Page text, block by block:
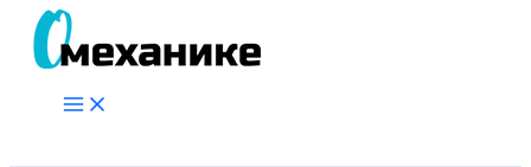
Перейти
Main